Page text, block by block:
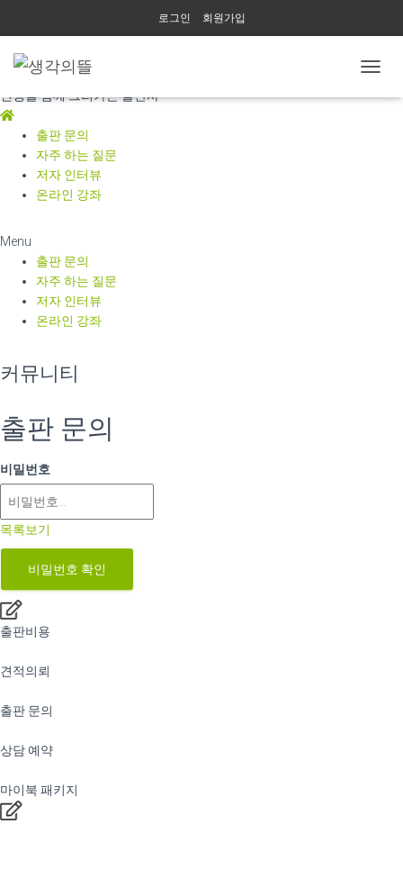
로그인 회원가입
비
생각의뜰
인생을 함께 그려가는 출판사
출판 문의
자주 하는 질문
저자 인터뷰
온라인 강좌
Menu
출판 문의
자주 하는 질문
저자 인터뷰
온라인 강좌
커뮤니티
출판 문의
비밀번호
목록보기
비밀번호 확인
출판비용
견적의뢰
출판 문의
상담 예약
마이북 패키지